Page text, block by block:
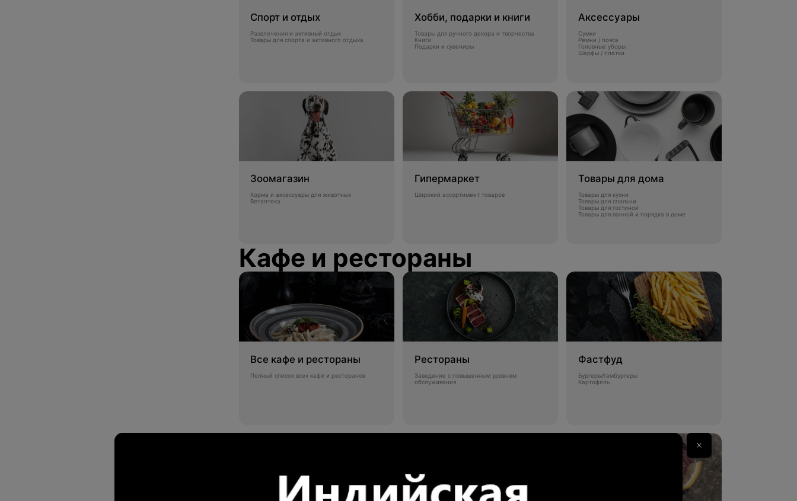
Спорт и отдых
Развлечения и активный отдых
Товары для спорта и активного отдыха
Хобби, подарки и книги
Товары для ручного декора и творчества
Книги
Подарки и сувениры
Аксессуары
Сумки
Ремни / пояса
Головные уборы
Шарфы / платки
Зоомагазин
Корма и аксессуары для животных
Ветаптека
Гипермаркет
Широкий ассортимент товаров
Товары для дома
Товары для кухни
Товары для спальни
Товары для гостиной
Товары для ванной и порядка в доме
Кафе и рестораны
Все кафе и рестораны
Полный список всех кафе и ресторанов
Рестораны
Заведение с повышенным уровнем
обслуживания
Фастфуд
Бургеры/гамбургеры
Картофель